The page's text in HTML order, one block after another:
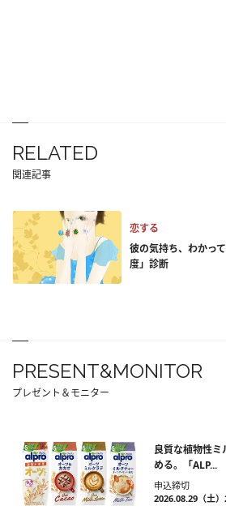
RELATED
関連記事
恋する
彼の気持ち、わかっ
度」診断
PRESENT&MONITOR
プレゼント＆モニター
良質な植物性ミ
める。「ALP...
申込締切
2026.08.29（土